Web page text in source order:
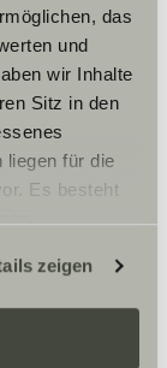
das
und
wir Inhalte
Sitz in den
liegen für die
Es besteht
Daten für
Daten
Sie hier:
zeigen
att se